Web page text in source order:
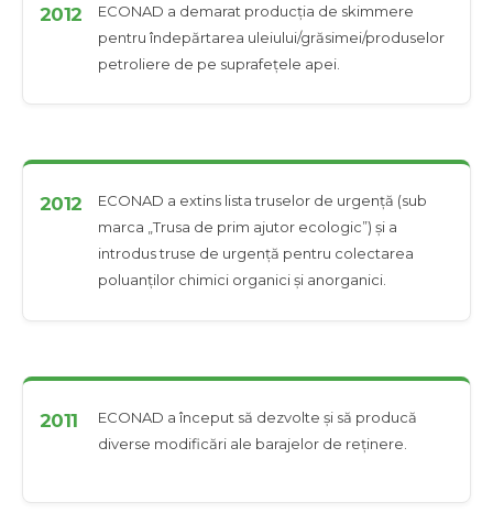
2012
ECONAD a demarat producția de skimmere
pentru îndepărtarea uleiului/grăsimei/produselor
petroliere de pe suprafețele apei.
2012
ECONAD a extins lista truselor de urgență (sub
marca „Trusa de prim ajutor ecologic”) și a
introdus truse de urgență pentru colectarea
poluanților chimici organici și anorganici.
2011
ECONAD a început să dezvolte și să producă
diverse modificări ale barajelor de reținere.